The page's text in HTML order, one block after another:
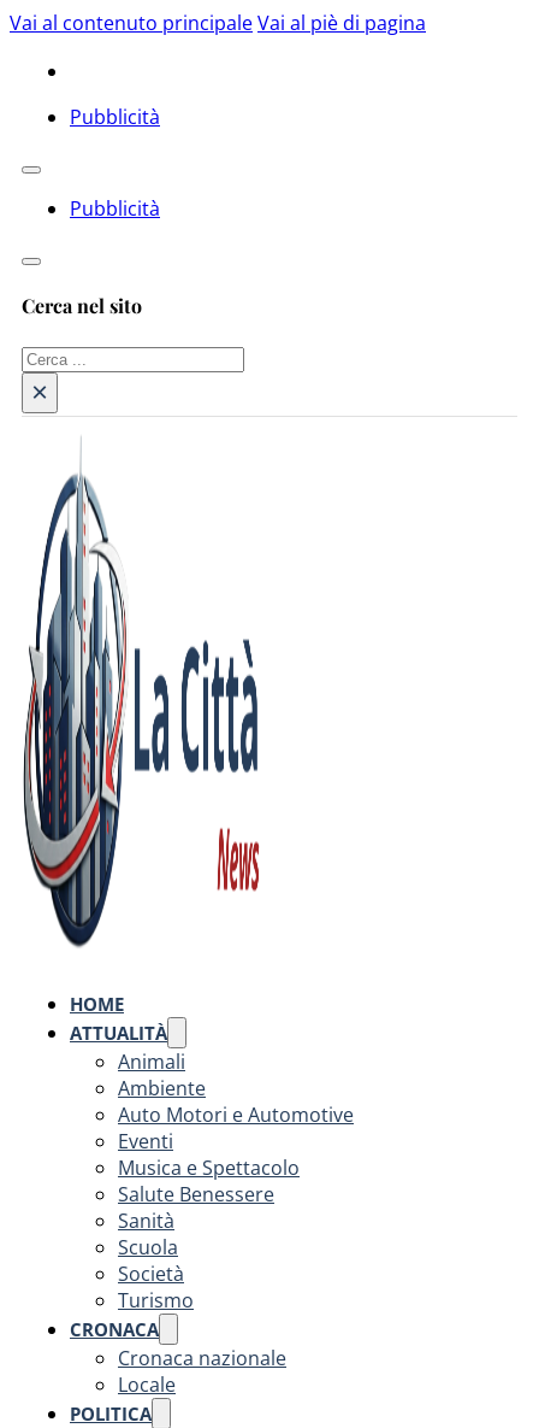
Vai al contenuto principaleVai al piè di pagina
Pubblicità
Pubblicità
Cerca nel sito
Cerca
×
HOME
ATTUALITÀ
Animali
Ambiente
Auto Motori e Automotive
Eventi
Musica e Spettacolo
Salute Benessere
Sanità
Scuola
Società
Turismo
CRONACA
Cronaca nazionale
Locale
POLITICA